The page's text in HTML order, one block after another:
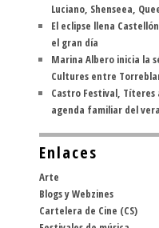
Luciano, Shenseea,
El eclipse llena
el gran día
Marina Albero inicia la
Cultures entre
Castro Festival,
agenda familiar del
Enlaces
Arte
Blogs y Webzines
Cartelera de Cine (CS)